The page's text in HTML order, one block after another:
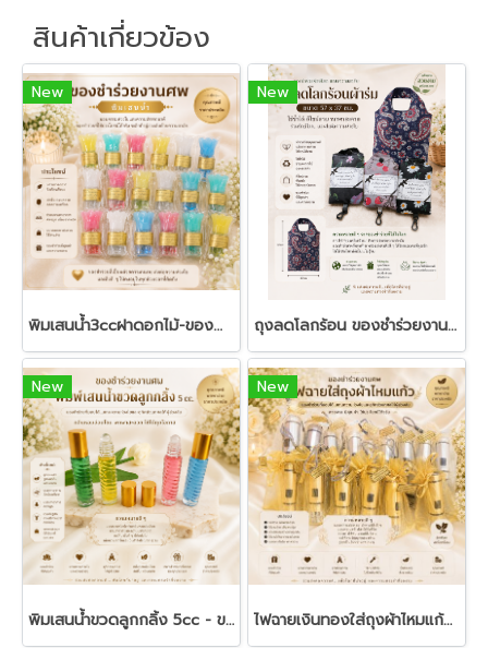
สินค้าเกี่ยวข้อง
New
พิมเสนน้ำ3ccฝาดอกไม้-ของชำร่วยงานศพ
New
ถุงลดโลกร้อน ของชำร่วยงานศพ | ถุงผ้าพับได้ ของชำร่วยใช้งานได้จริง
New
พิมเสนน้ำขวดลูกกลิ้ง 5cc - ของชำร่วยงานศพ
New
ไฟฉายเงินทองใส่ถุงผ้าไหมแก้ว - ของชำร่วยงานฌาปนกิจ